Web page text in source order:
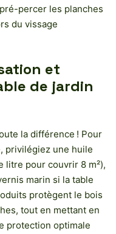
percer les planches
du vissage
et
de jardin
la différence ! Pour
privilégiez une huile
litre pour couvrir 8 m²),
marin si la table
protègent le bois
tout en mettant en
protection optimale